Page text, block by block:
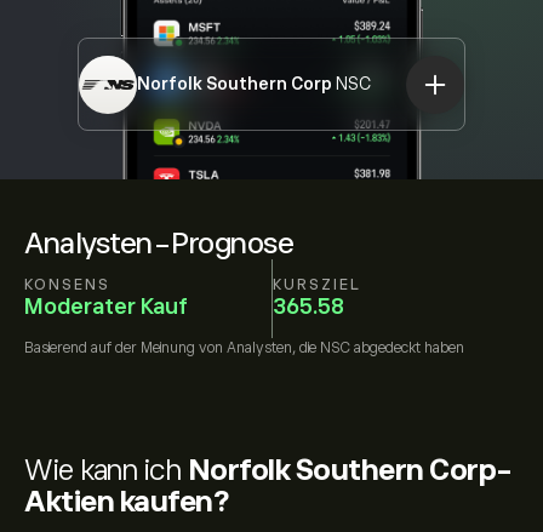
Analysten-Prognose
KONSENS
Moderater Kauf
KURSZIEL
365.58
Basierend auf der Meinung von Analysten, die NSC abgedeckt haben
Norfolk Southern Corp NSC
Wie kann ich Norfolk Southern Corp-
Aktien kaufen?